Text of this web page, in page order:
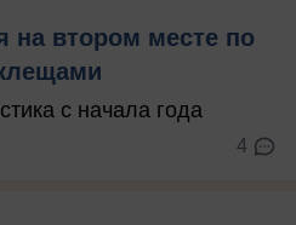
на втором месте по
с начала года
4